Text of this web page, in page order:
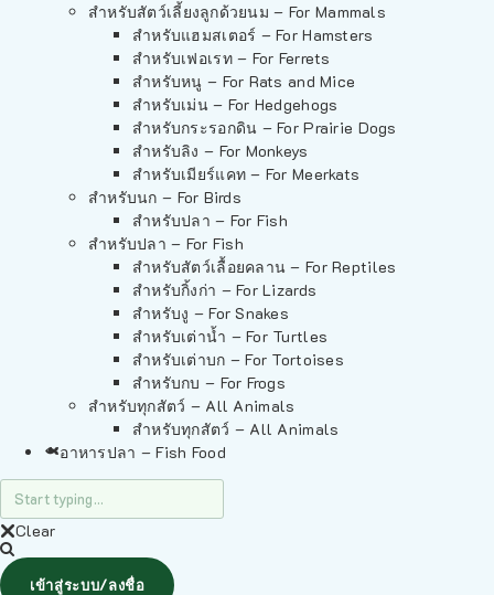
สำหรับสัตว์เลี้ยงลูกด้วยนม – For Mammals
สำหรับแฮมสเตอร์ – For Hamsters
สำหรับเฟอเรท – For Ferrets
สำหรับหนู – For Rats and Mice
สำหรับเม่น – For Hedgehogs
สำหรับกระรอกดิน – For Prairie Dogs
สำหรับลิง – For Monkeys
สำหรับเมียร์แคท – For Meerkats
สำหรับนก – For Birds
สำหรับปลา – For Fish
สำหรับปลา – For Fish
สำหรับสัตว์เลื้อยคลาน – For Reptiles
สำหรับกิ้งก่า – For Lizards
สำหรับงู – For Snakes
สำหรับเต่าน้ำ – For Turtles
สำหรับเต่าบก – For Tortoises
สำหรับกบ – For Frogs
สำหรับทุกสัตว์ – All Animals
สำหรับทุกสัตว์ – All Animals
อาหารปลา – Fish Food
Clear
เข้าสู่ระบบ/ลงชื่อ